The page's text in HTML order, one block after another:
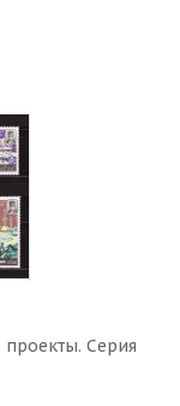
Серия